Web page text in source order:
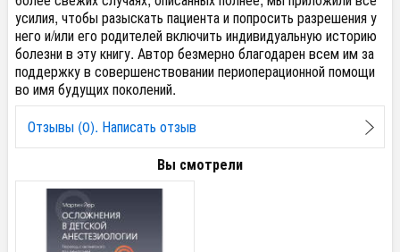
усилия, чтобы разыскать пациента и попросить разрешения у
него и/или его родителей включить индивидуальную историю
болезни в эту книгу. Автор безмерно благодарен всем им за
поддержку в совершенствовании периоперационной помощи
во имя будущих поколений.
Отзывы (0). Написать отзыв
Вы смотрели